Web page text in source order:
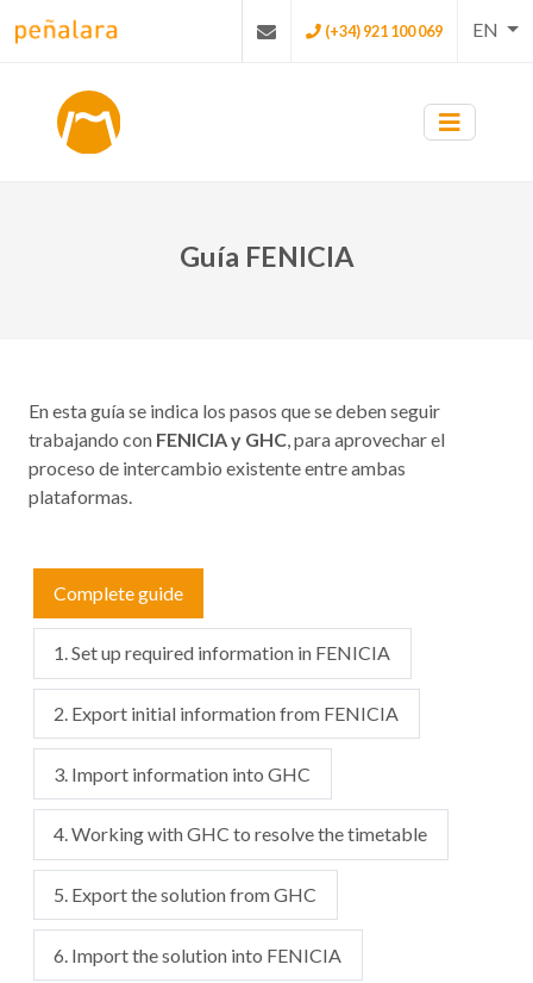
(+34) 921 100 069 EN
Guía FENICIA
En esta guía se indica los pasos que se deben seguir
trabajando con FENICIA y GHC, para aprovechar el
proceso de intercambio existente entre ambas
plataformas.
Complete guide
1. Set up required information in FENICIA
2. Export initial information from FENICIA
3. Import information into GHC
4. Working with GHC to resolve the timetable
5. Export the solution from GHC
6. Import the solution into FENICIA